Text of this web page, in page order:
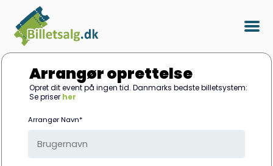
Arrangør oprettelse
Opret dit event på ingen tid. Danmarks bedste billetsystem:
Se priser her
Arrangør Navn*